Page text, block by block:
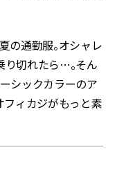
の通勤服。オシャレ
切れたら…。そん
シックカラーのア
フィカジがもっと素